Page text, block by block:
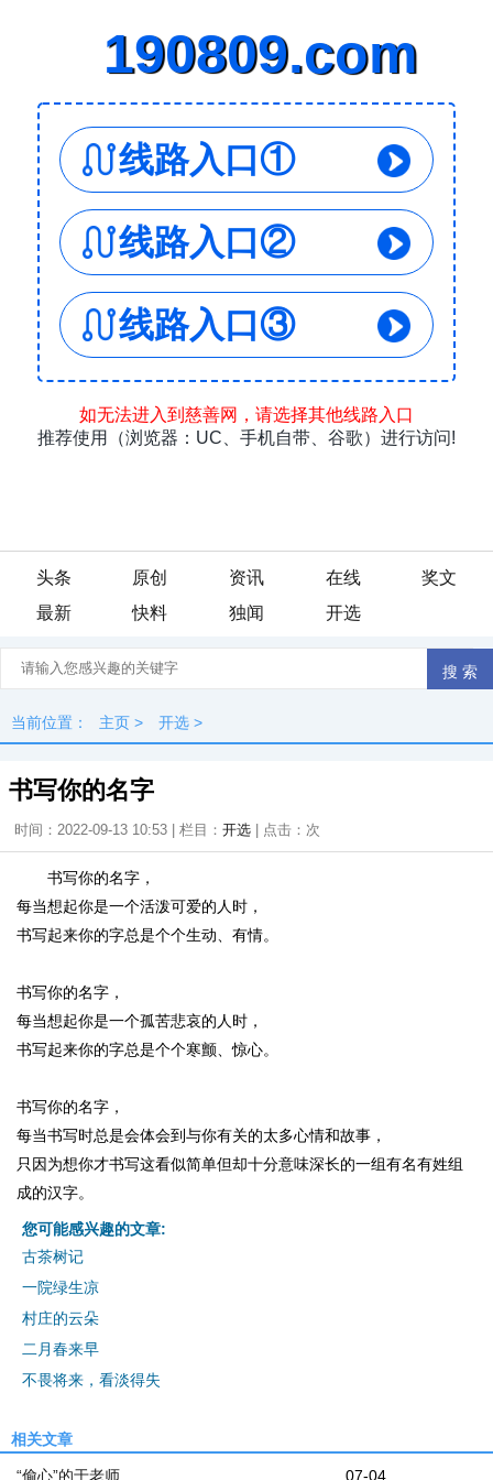
头条 原创 资讯 在线
奖文
最新
快料 独闻 开选
当前位置： 主页 > 开选 >
书写你的名字
时间：2022-09-13 10:53 | 栏目： 开选 | 点击： 次
书写你的名字，
每当想起你是一个活泼可爱的人时，
书写起来你的字总是个个生动、有情。
书写你的名字，
每当想起你是一个孤苦悲哀的人时，
书写起来你的字总是个个寒颤、惊心。
书写你的名字，
每当书写时总是会体会到与你有关的太多心情和故事，
只因为想你才书写这看似简单但却十分意味深长的一组有名有姓组
成的汉字。
您可能感兴趣的文章:
古茶树记
一院绿生凉
村庄的云朵
二月春来早
不畏将来，看淡得失
相关文章
07-04
“偷心”的于老师